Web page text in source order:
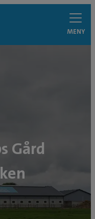
MENY
Gård